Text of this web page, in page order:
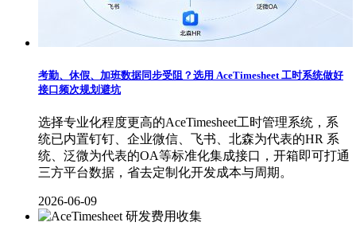
考勤、休假、加班数据同步受阻？选用 AceTimesheet 工时系统做好
接口频次规划避坑
选择专业化程度更高的AceTimesheet工时管理系统，系
统已内置钉钉、企业微信、飞书、北森为代表的HR 系
统、泛微为代表的OA等标准化集成接口，开箱即可打通
三方平台数据，省去定制化开发成本与周期。
2026-06-09